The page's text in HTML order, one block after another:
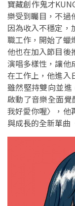
寶藏創作鬼才
樂受到矚目，不過
因為收入不穩定，
職工作，開始了蠟
他也在加入節目後
演唱多樣性，讓他
在工作上，他進入
雖然堅持雙向並
啟動了音樂全面
我好愛你喔〉，他
與成長的全新單曲